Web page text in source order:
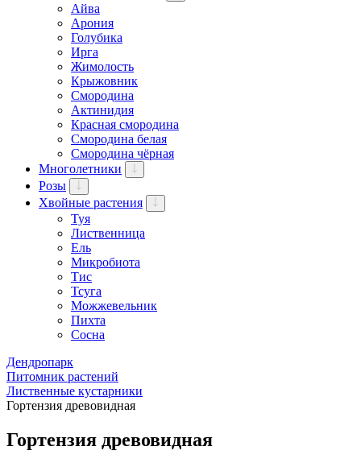
Айва
Арония
Голубика
Ирга
Жимолость
Крыжовник
Смородина
Актинидия
Красная смородина
Смородина белая
Смородина чёрная
Многолетники
Розы
Хвойные растения
Туя
Лиственница
Ель
Микробиота
Тис
Тсуга
Можжевельник
Пихта
Сосна
Дендропарк
Питомник растений
Лиственные кустарники
Гортензия древовидная
Гортензия древовидная